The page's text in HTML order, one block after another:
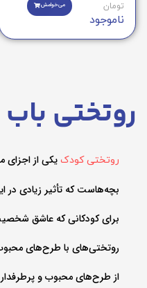
تومان
ناموجود
می‌خوامش
روتختی
روتختی کودک یکی از اجزای
بچه‌هاست که تأثیر زیادی در
برای کودکانی که عاشق
روتختی‌های با طرح‌های
از طرح‌های محبوب و